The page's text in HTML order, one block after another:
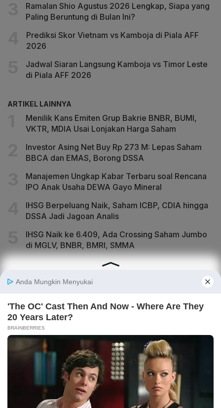
Ramalan Shio Agustus 2026 Lengkap, Siapa yang
Paling Beruntung di Bulan Ini?
Prediksi Skor Vietnam vs Kamboja di Piala AFF
2026
Jadwal Siaran Langsung Kamboja vs Timor Leste
di Piala AFF 2026
ARTIKEL LAINNYA
Menilik Kans Emiten Grup Bakrie BNBR, BUMI,
VKTR, MDIA Usai Lonjakan Harga Saham
Investor Asing Net Buy Rp 273 M: Lepas Saham
BBCA dan EMAS, Borong DSSA
Manajemen Ungkap Kabar Terbaru soal Rencana
IPO Anak Usaha DEWA Gayo Mineral
IHSG Berpeluang Naik, Saham ICBP, CDIA hingga
DSSA Jadi Jagoan Analis
IHSG Naik ke 6.409, Ada Crossing Saham Jumbo
di MGLV, BNBR, BMRI, SMMA